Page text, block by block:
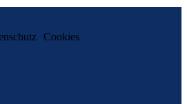
Cookies